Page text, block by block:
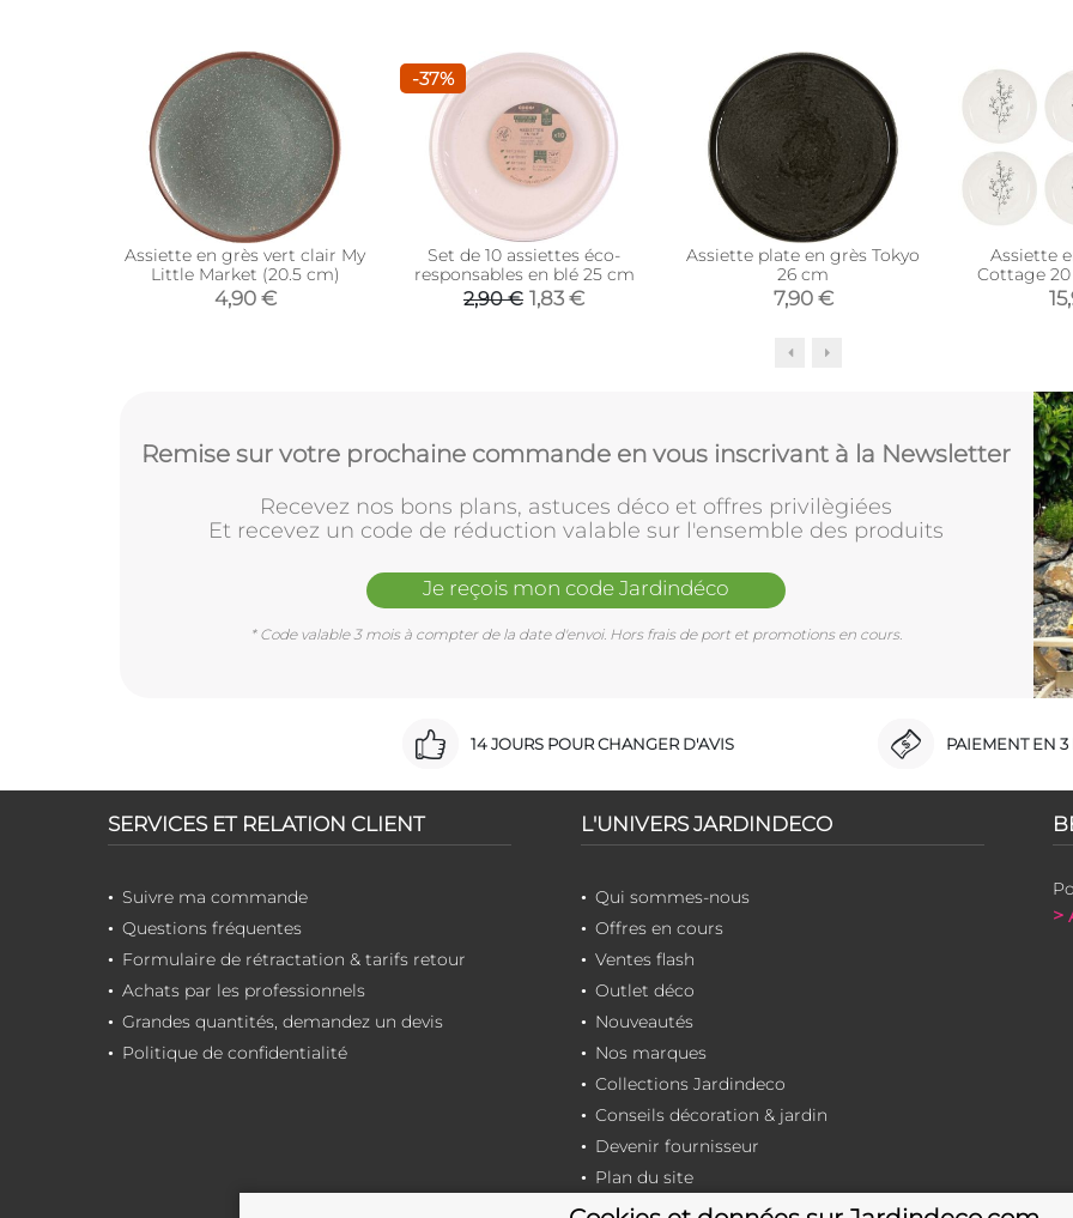
Assiette en grès vert clair My
Little Market (20.5 cm)
4,90 €
-37%
Set de 10 assiettes éco-
responsables en blé 25 cm
2,90 € 1,83 €
Assiette plate en grès Tokyo
26 cm
7,90 €
Assiette
Cottage
Remise sur votre prochaine commande en vous inscrivant à la Newsletter
Recevez nos bons plans, astuces déco et offres privilègiées
Et recevez un code de réduction valable sur l'ensemble des produits
Je reçois mon code Jardindéco
* Code valable 3 mois à compter de la date d'envoi. Hors frais de port et promotions en cours.
14 JOURS POUR CHANGER D'AVIS PAIEMENT EN 3
SERVICES ET RELATION CLIENT
Suivre ma commande
Questions fréquentes
Formulaire de rétractation & tarifs retour
Achats par les professionnels
Grandes quantités, demandez un devis
Politique de confidentialité
L'UNIVERS JARDINDECO
Qui sommes-nous
Offres en cours
Ventes flash
Outlet déco
Nouveautés
Nos marques
Collections Jardindeco
Conseils décoration & jardin
Devenir fournisseur
Plan du site
>